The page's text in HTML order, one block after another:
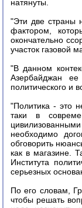
натянуты.
"Эти две страны
фактором,
окончательно
участок газовой
"В данном
Азербайджан ее
политического и
"Политика - это
таки в
необходимо
обговорить
как в магазине.
Института
серьезных
По его словам,
чтобы решать